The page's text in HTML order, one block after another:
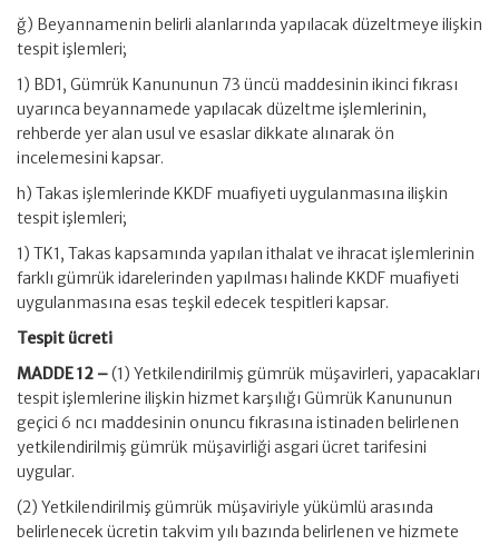
ğ) Beyannamenin belirli alanlarında yapılacak düzeltmeye ilişkin
tespit işlemleri;
1) BD1, Gümrük Kanununun 73 üncü maddesinin ikinci fıkrası
uyarınca beyannamede yapılacak düzeltme işlemlerinin,
rehberde yer alan usul ve esaslar dikkate alınarak ön
incelemesini kapsar.
h) Takas işlemlerinde KKDF muafiyeti uygulanmasına ilişkin
tespit işlemleri;
1) TK1, Takas kapsamında yapılan ithalat ve ihracat işlemlerinin
farklı gümrük idarelerinden yapılması halinde KKDF muafiyeti
uygulanmasına esas teşkil edecek tespitleri kapsar.
Tespit ücreti
MADDE 12 –(1) Yetkilendirilmiş gümrük müşavirleri, yapacakları
tespit işlemlerine ilişkin hizmet karşılığı Gümrük Kanununun
geçici 6 ncı maddesinin onuncu fıkrasına istinaden belirlenen
yetkilendirilmiş gümrük müşavirliği asgari ücret tarifesini
uygular.
(2) Yetkilendirilmiş gümrük müşaviriyle yükümlü arasında
belirlenecek ücretin takvim yılı bazında belirlenen ve hizmete